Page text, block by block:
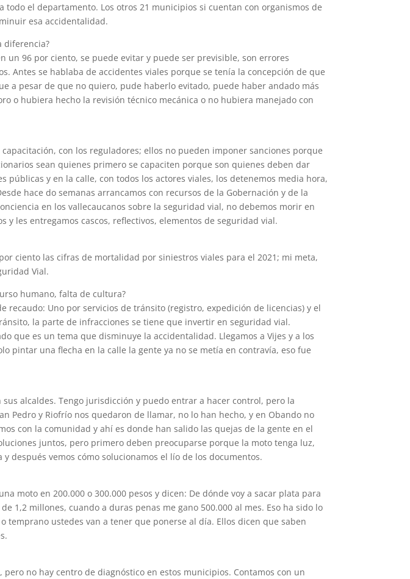
el departamento. Los otros 21 municipios si cuentan con organismos de
esa accidentalidad.
diferencia?
un 96 por ciento, se puede evitar y puede ser previsible, son errores
Antes se hablaba de accidentes viales porque se tenía la concepción de que
a pesar de que no quiero, pude haberlo evitado, puede haber andado más
o hubiera hecho la revisión técnico mecánica o no hubiera manejado con
con los reguladores; ellos no pueden imponer sanciones porque
sean quienes primero se capaciten porque son quienes deben dar
y en la calle, con todos los actores viales, los detenemos media hora,
hace do semanas arrancamos con recursos de la Gobernación y de la
en los vallecaucanos sobre la seguridad vial, no debemos morir en
y les entregamos cascos, reflectivos, elementos de seguridad vial.
ciento las cifras de mortalidad por siniestros viales para el 2021; mi meta,
Vial.
humano, falta de cultura?
recaudo: Uno por servicios de tránsito (registro, expedición de licencias) y el
la parte de infracciones se tiene que invertir en seguridad vial.
que es un tema que disminuye la accidentalidad. Llegamos a Vijes y a los
pintar una flecha en la calle la gente ya no se metía en contravía, eso fue
alcaldes. Tengo jurisdicción y puedo entrar a hacer control, pero la
Pedro y Riofrío nos quedaron de llamar, no lo han hecho, y en Obando no
con la comunidad y ahí es donde han salido las quejas de la gente en el
juntos, pero primero deben preocuparse porque la moto tenga luz,
después vemos cómo solucionamos el lío de los documentos.
moto en 200.000 o 300.000 pesos y dicen: De dónde voy a sacar plata para
1,2 millones, cuando a duras penas me gano 500.000 al mes. Eso ha sido lo
temprano ustedes van a tener que ponerse al día. Ellos dicen que saben
no hay centro de diagnóstico en estos municipios. Contamos con un